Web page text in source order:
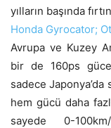
yılların başında
Honda Gyrocator;
Avrupa ve Kuzey
bir de 160ps
sadece Japonya’da
hem gücü daha
sayede 0-